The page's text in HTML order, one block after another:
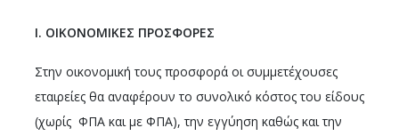
Ι. OIKONOMIKEΣ ΠΡΟΣΦΟΡΕΣ
Στην οικονομική τους προσφορά οι συμμετέχουσες
εταιρείες θα αναφέρουν το συνολικό κόστος του είδους
(χωρίς ΦΠΑ και με ΦΠΑ), την εγγύηση καθώς και την